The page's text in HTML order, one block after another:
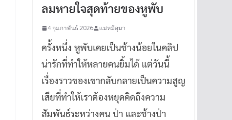
ลมหายใจสุดท้ายของหูพับ
4 กุมภาพันธ์ 2026 แม่หมีอุมา
ครั้งหนึ่ง หูพับเคยเป็นช้างน้อยในคลิป
น่ารักที่ทำให้หลายคนยิ้มได้ แต่วันนี้
เรื่องราวของเขากลับกลายเป็นความสูญ
เสียที่ทำให้เราต้องหยุดคิดถึงความ
สัมพันธ์ระหว่างคน ป่า และช้างป่า